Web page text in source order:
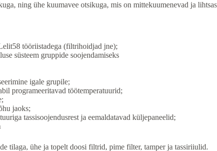
ning ühe kuumavee otsikuga, mis on mittekuumenevad ja
tööriistadega (filtrihoidjad jne);
süsteem gruppide soojendamiseks
igale grupile;
programeeritavad töötemperatuurid;
jaoks;
tassisoojendusrest ja eemaldatavad küljepaneelid;
tilaga, ühe ja topelt doosi filtrid, pime filter, tamper ja tassiriiulid.